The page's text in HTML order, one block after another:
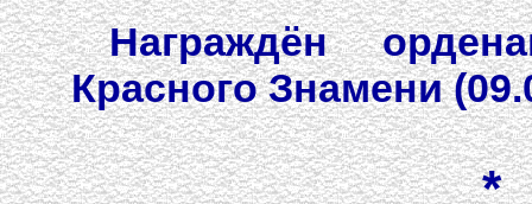
Награждён
Красного Знамени